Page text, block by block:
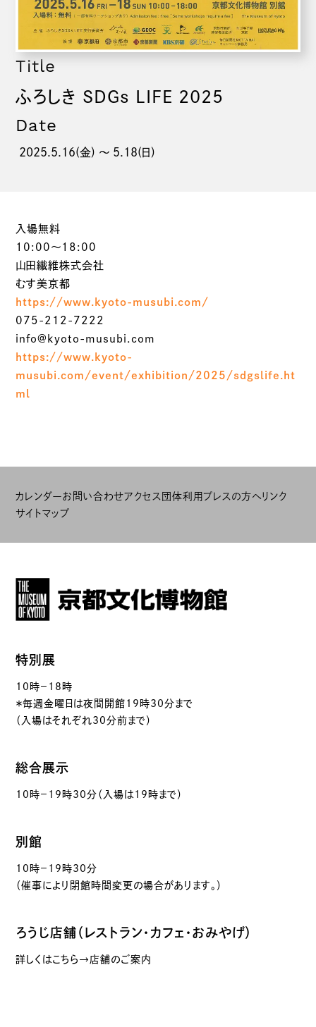
Title
ふろしき SDGs LIFE 2025
Date
2025.5.16(金) 〜 5.18(日)
入場無料
10:00～18:00
山田繊維株式会社
むす美京都
https://www.kyoto-musubi.com/
075-212-7222
info@kyoto-musubi.com
https://www.kyoto-
musubi.com/event/exhibition/2025/sdgslife.ht
ml
カレンダーお問い合わせアクセス 団体利用 プレスの方へリンク
サイトマップ
特別展
10時－18時
＊毎週金曜日は夜間開館19時30分まで
（入場はそれぞれ30分前まで）
総合展示
10時－19時30分（入場は19時まで）
別館
10時－19時30分
（催事により閉館時間変更の場合があります。）
ろうじ店舗（レストラン・カフェ・おみやげ）
詳しくはこちら→店舗のご案内